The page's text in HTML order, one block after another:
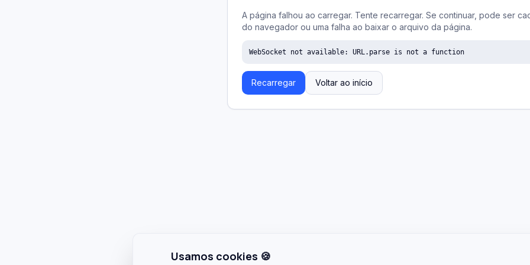
A página falhou ao carregar. Tente recarregar. Se continuar, pode ser
do navegador ou uma falha ao baixar o arquivo da página.
WebSocket not available: URL.parse is not a function
Recarregar Voltar ao início
Usamos cookies 🍪